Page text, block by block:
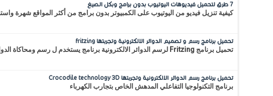
7 طرق لتحميل فيديوهات اليوتيوب بدون برامج وبكل الصيغ
كيفية تنزيل فيديو من اليوتيوب على الكمبيوتر بدون برامج من أكثر المواقع شهرة
تحميل برنامج رسم و تصميم الدوائر الالكترونية وتجربتها fritzing
تحميل برنامج Fritzing لرسم الدوائر الالكترونية برنامج يستخدم ل رسم ومحاكاة الدوائر الإلكترونية وتصحيح الإخطاء بالإضافة...
تحميل برنامج رسم الدوائر الالكترونية وتجربتها Crocodile technology 3D
برنامج التكنولوجيا التفاعلي المدهش الخاص بتجارب الكهرباء